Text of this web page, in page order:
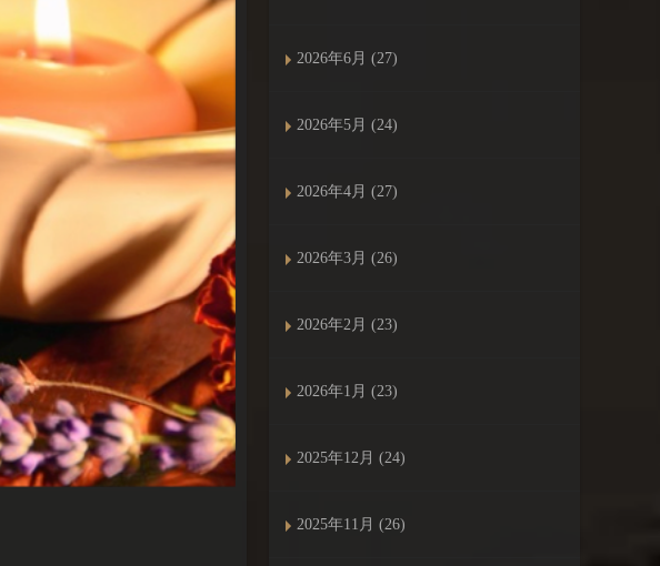
2026年6月 (27)
2026年5月 (24)
2026年4月 (27)
2026年3月 (26)
2026年2月 (23)
2026年1月 (23)
2025年12月 (24)
2025年11月 (26)